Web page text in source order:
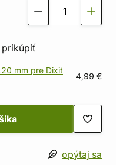
prikúpiť
mm pre Dixit
4,99 €
opýtaj sa